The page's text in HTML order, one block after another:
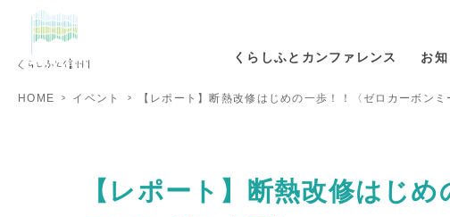
くらしふとカンファレンス お
HOME イベント 【レポート】断熱改修はじめの一歩！！〈ゼロカーボンミ
【レポート】断熱改修はじ